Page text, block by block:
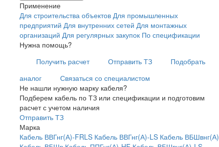
Применение
Для строительства объектов Для промышленных
предприятий Для внутренних сетей Для монтажных
организаций Для регулярных закупок По спецификации
Нужна помощь?
Получить расчет
Отправить ТЗ
Подобрать
аналог
Связаться со специалистом
Не нашли нужную марку кабеля?
Подберем кабель по ТЗ или спецификации и подготовим
расчет с учетом наличия
Отправить ТЗ
Марка
Кабель ВВГнг(А)-FRLS Кабель ВВГнг(А)-LS Кабель ВБШвнг(А)